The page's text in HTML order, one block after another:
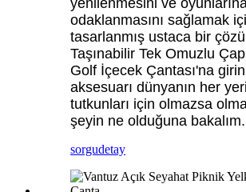
odaklanmasını sağlamak
tasarlanmış ustaca bir
Taşınabilir Tek Omuzlu
Golf İçecek Çantası'na
aksesuarı dünyanın her
tutkunları için olmazsa
şeyin ne olduğuna bakalım.
sorgudetay